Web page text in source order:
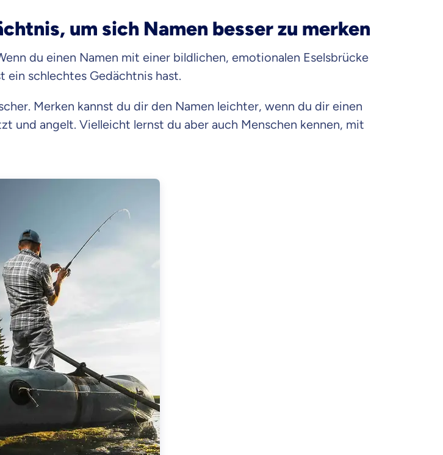
um sich Namen besser zu merken
du einen Namen mit einer bildlichen, emotionalen Eselsbrücke
ein schlechtes Gedächtnis hast.
Merken kannst du dir den Namen leichter, wenn du dir einen
und angelt. Vielleicht lernst du aber auch Menschen kennen, mit